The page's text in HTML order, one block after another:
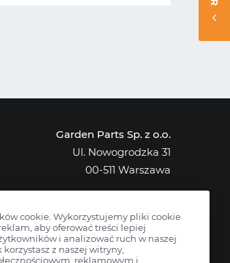
Garden Parts Sp. z o.o.
Ul. Nowogrodzka 31
00-511 Warszawa
NIP: 701-034-91-62
KRS: 0000431421
cookie. Wykorzystujemy pliki cookie
aby oferować treści lepiej
i analizować ruch w naszej
z naszej witryny,
reklamowym i